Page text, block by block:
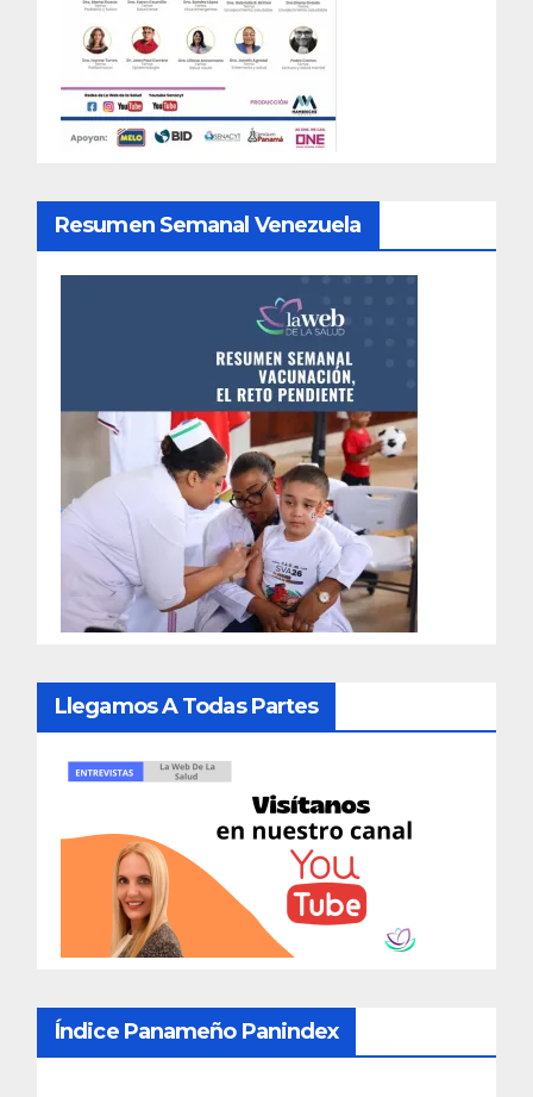
Resumen Semanal Venezuela
Llegamos A Todas Partes
Índice Panameño Panindex